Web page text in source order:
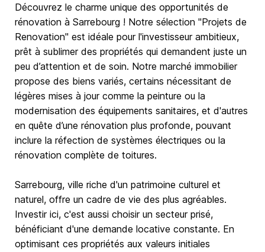
Découvrez le charme unique des opportunités de
rénovation à Sarrebourg ! Notre sélection "Projets de
Renovation" est idéale pour l'investisseur ambitieux,
prêt à sublimer des propriétés qui demandent juste un
peu d’attention et de soin. Notre marché immobilier
propose des biens variés, certains nécessitant de
légères mises à jour comme la peinture ou la
modernisation des équipements sanitaires, et d'autres
en quête d’une rénovation plus profonde, pouvant
inclure la réfection de systèmes électriques ou la
rénovation complète de toitures.
Sarrebourg, ville riche d'un patrimoine culturel et
naturel, offre un cadre de vie des plus agréables.
Investir ici, c'est aussi choisir un secteur prisé,
bénéficiant d'une demande locative constante. En
optimisant ces propriétés aux valeurs initiales